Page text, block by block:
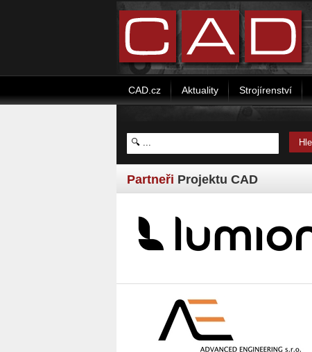
CAD.cz Aktuality Strojírenství
Partneři Projektu CAD